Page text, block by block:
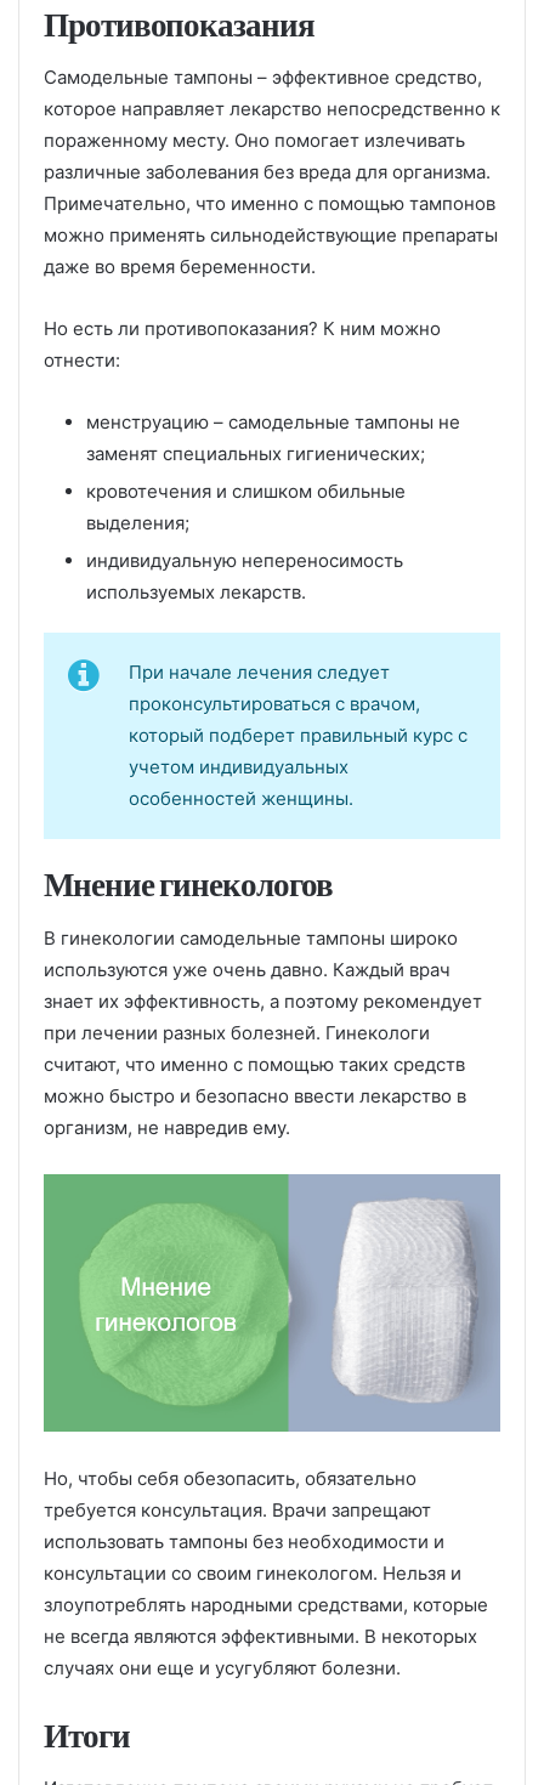
Противопоказания
Самодельные тампоны – эффективное средство,
которое направляет лекарство непосредственно к
пораженному месту. Оно помогает излечивать
различные заболевания без вреда для организма.
Примечательно, что именно с помощью тампонов
можно применять сильнодействующие препараты
даже во время беременности.
Но есть ли противопоказания? К ним можно
отнести:
менструацию – самодельные тампоны не
заменят специальных гигиенических;
кровотечения и слишком обильные
выделения;
индивидуальную непереносимость
используемых лекарств.
При начале лечения следует
проконсультироваться с врачом,
который подберет правильный курс с
учетом индивидуальных
особенностей женщины.
Мнение гинекологов
В гинекологии самодельные тампоны широко
используются уже очень давно. Каждый врач
знает их эффективность, а поэтому рекомендует
при лечении разных болезней. Гинекологи
считают, что именно с помощью таких средств
можно быстро и безопасно ввести лекарство в
организм, не навредив ему.
Но, чтобы себя обезопасить, обязательно
требуется консультация. Врачи запрещают
использовать тампоны без необходимости и
консультации со своим гинекологом. Нельзя и
злоупотреблять народными средствами, которые
не всегда являются эффективными. В некоторых
случаях они еще и усугубляют болезни.
Итоги